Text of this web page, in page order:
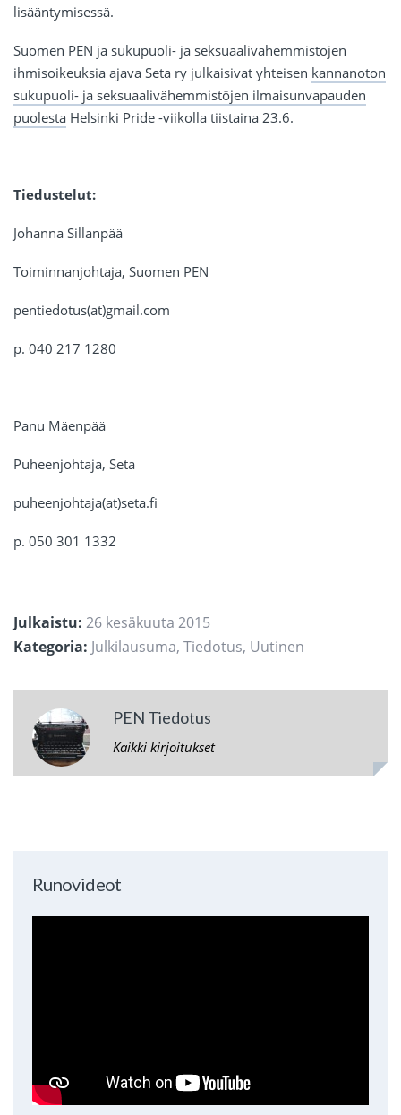
lisääntymisessä.
Suomen PEN ja sukupuoli- ja seksuaalivähemmistöjen
ihmisoikeuksia ajava Seta ry julkaisivat yhteisen kannanoton
sukupuoli- ja seksuaalivähemmistöjen ilmaisunvapauden
puolesta Helsinki Pride -viikolla tiistaina 23.6.
Tiedustelut:
Johanna Sillanpää
Toiminnanjohtaja, Suomen PEN
pentiedotus(at)gmail.com
p. 040 217 1280
Panu Mäenpää
Puheenjohtaja, Seta
puheenjohtaja(at)seta.fi
p. 050 301 1332
Julkaistu: 26 kesäkuuta 2015
Kategoria: Julkilausuma, Tiedotus, Uutinen
PEN Tiedotus
Kaikki kirjoitukset
Runovideot